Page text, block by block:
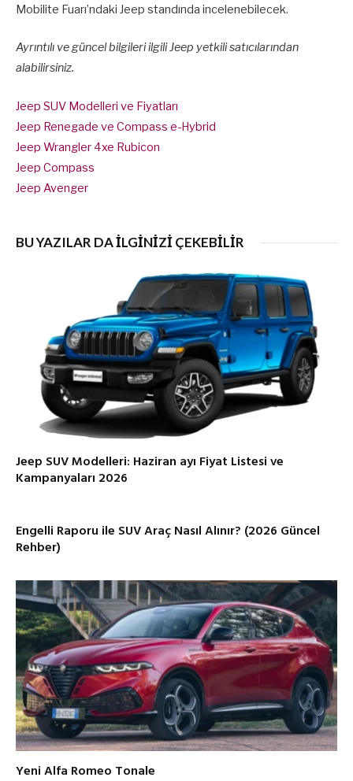
Mobilite Fuarı’ndaki Jeep standında incelenebilecek.
Ayrıntılı ve güncel bilgileri ilgili Jeep yetkili satıcılarından
alabilirsiniz.
Jeep SUV Modelleri ve Fiyatları
Jeep Renegade ve Compass e-Hybrid
Jeep Wrangler 4xe Rubicon
Jeep Compass
Jeep Avenger
BU YAZILAR DA İLGİNİZİ ÇEKEBİLİR
Jeep SUV Modelleri: Haziran ayı Fiyat Listesi ve
Kampanyaları 2026
Engelli Raporu ile SUV Araç Nasıl Alınır? (2026 Güncel
Rehber)
Yeni Alfa Romeo Tonale